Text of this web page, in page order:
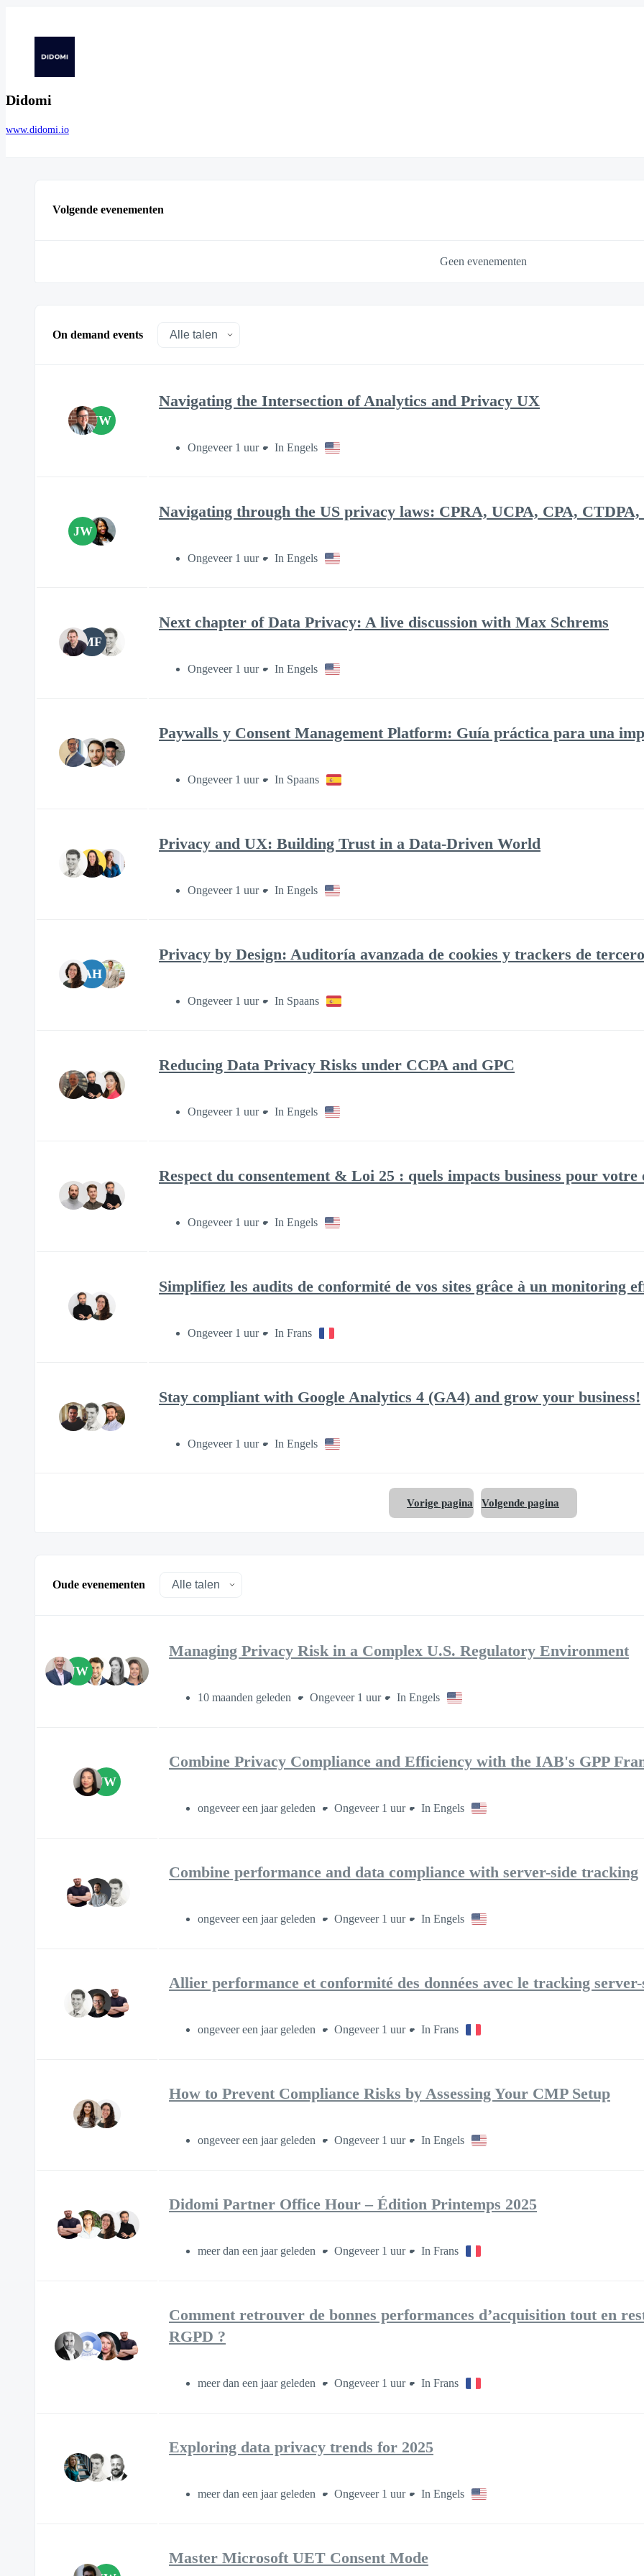
Didomi
www.didomi.io
Volgende evenementen
Geen evenementen
On demand events
JW
Navigating the Intersection of Analytics and Privacy UX
Ongeveer 1 uur In Engels
JW
Navigating through the US privacy laws: CPRA, UCPA, CPA, CTDPA,
Ongeveer 1 uur In Engels
MF
Next chapter of Data Privacy: A live discussion with Max Schrems
Ongeveer 1 uur In Engels
Paywalls y Consent Management Platform: Guía práctica para una
Ongeveer 1 uur In Spaans
Privacy and UX: Building Trust in a Data-Driven World
Ongeveer 1 uur In Engels
AH
Privacy by Design: Auditoría avanzada de cookies y trackers de
Ongeveer 1 uur In Spaans
Reducing Data Privacy Risks under CCPA and GPC
Ongeveer 1 uur In Engels
Respect du consentement & Loi 25 : quels impacts business pour votre
Ongeveer 1 uur In Engels
Simplifiez les audits de conformité de vos sites grâce à un monitoring
Ongeveer 1 uur In Frans
Stay compliant with Google Analytics 4 (GA4) and grow your business!
Ongeveer 1 uur In Engels
Vorige pagina Volgende pagina
Oude evenementen
JW
Managing Privacy Risk in a Complex U.S. Regulatory Environment
10 maanden geleden Ongeveer 1 uur In Engels
JW
Combine Privacy Compliance and Efficiency with the IAB's GPP
ongeveer een jaar geleden Ongeveer 1 uur In Engels
Combine performance and data compliance with server-side tracking
ongeveer een jaar geleden Ongeveer 1 uur In Engels
Allier performance et conformité des données avec le tracking server-
ongeveer een jaar geleden Ongeveer 1 uur In Frans
How to Prevent Compliance Risks by Assessing Your CMP Setup
ongeveer een jaar geleden Ongeveer 1 uur In Engels
Didomi Partner Office Hour – Édition Printemps 2025
meer dan een jaar geleden Ongeveer 1 uur In Frans
Comment retrouver de bonnes performances d’acquisition tout en
RGPD ?
meer dan een jaar geleden Ongeveer 1 uur In Frans
Exploring data privacy trends for 2025
meer dan een jaar geleden Ongeveer 1 uur In Engels
Master Microsoft UET Consent Mode